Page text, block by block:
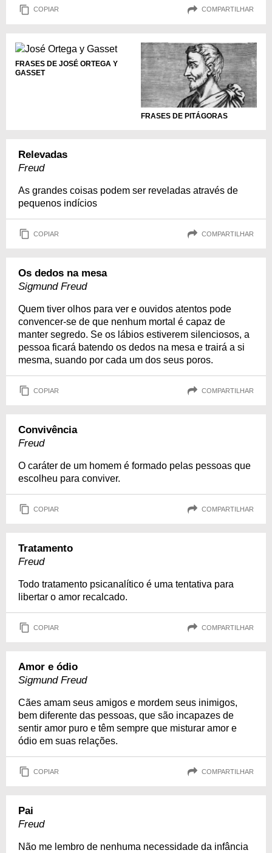
COPIAR COMPARTILHAR
FRASES DE JOSÉ ORTEGA Y
GASSET
FRASES DE PITÁGORAS
Relevadas
Freud
As grandes coisas podem ser reveladas através de
pequenos indícios
COPIAR COMPARTILHAR
Os dedos na mesa
Sigmund Freud
Quem tiver olhos para ver e ouvidos atentos pode
convencer-se de que nenhum mortal é capaz de
manter segredo. Se os lábios estiverem silenciosos, a
pessoa ficará batendo os dedos na mesa e trairá a si
mesma, suando por cada um dos seus poros.
COPIAR COMPARTILHAR
Convivência
Freud
O caráter de um homem é formado pelas pessoas que
escolheu para conviver.
COPIAR COMPARTILHAR
Tratamento
Freud
Todo tratamento psicanalítico é uma tentativa para
libertar o amor recalcado.
COPIAR COMPARTILHAR
Amor e ódio
Sigmund Freud
Cães amam seus amigos e mordem seus inimigos,
bem diferente das pessoas, que são incapazes de
sentir amor puro e têm sempre que misturar amor e
ódio em suas relações.
COPIAR COMPARTILHAR
Pai
Freud
Não me lembro de nenhuma necessidade da infância